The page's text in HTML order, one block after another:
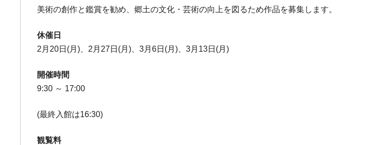
美術の創作と鑑賞を勧め、郷土の文化・芸術の向上を図るため作品を募集します。
休催日
2月20日(月)、2月27日(月)、3月6日(月)、3月13日(月)
開催時間
9:30 ～ 17:00
(最終入館は16:30)
観覧料